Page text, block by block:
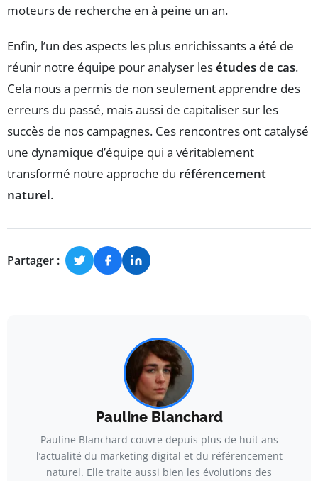
moteurs de recherche en à peine un an.
Enfin, l’un des aspects les plus enrichissants a été de
réunir notre équipe pour analyser lesétudes de cas.
Cela nous a permis de non seulement apprendre des
erreurs du passé, mais aussi de capitaliser sur les
succès de nos campagnes. Ces rencontres ont catalysé
une dynamique d’équipe qui a véritablement
transformé notre approche du référencement
naturel.
Partager :
Pauline Blanchard
Pauline Blanchard couvre depuis plus de huit ans
l’actualité du marketing digital et du référencement
naturel. Elle traite aussi bien les évolutions des